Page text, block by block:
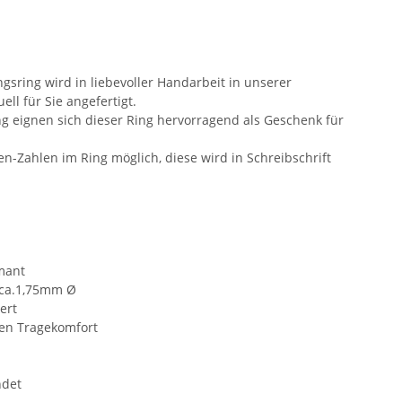
wird in liebevoller Handarbeit in unserer
für Sie angefertigt.
eignen sich dieser Ring hervorragend als Geschenk für
Zahlen im Ring möglich, diese wird in Schreibschrift
Ø
Tragekomfort